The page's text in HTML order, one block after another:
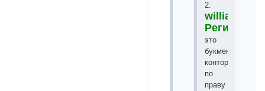
2.
это
букмекерская
контора
по
праву